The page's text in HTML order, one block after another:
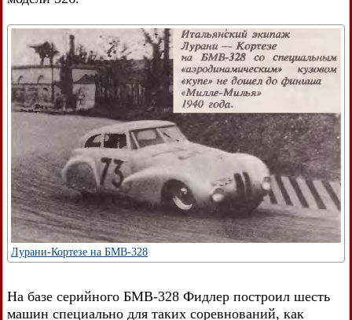
Лурани-Кортезе на БМВ-328
На базе серийного БМВ-328 Фидлер построил шесть
машин специально для таких соревнований, как